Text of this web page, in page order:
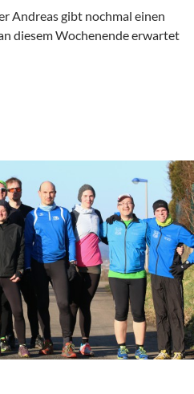
Andreas gibt nochmal einen
diesem Wochenende erwartet
für Kopf und Beine